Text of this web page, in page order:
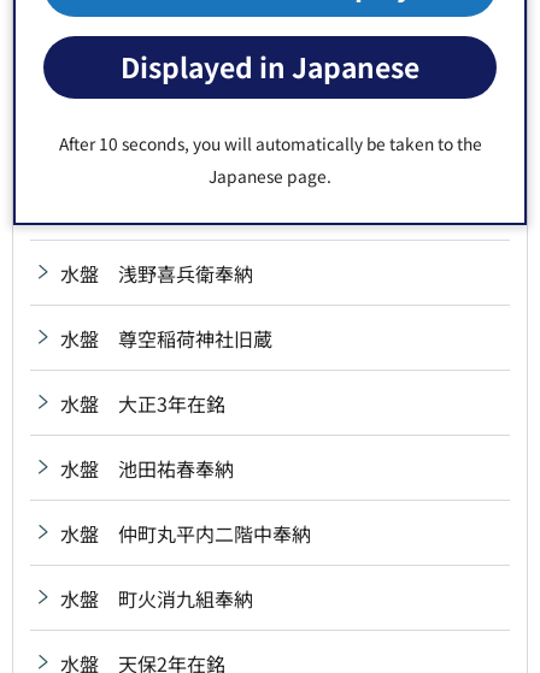
Displayed in Japanese
After 10 seconds, you will automatically be taken to the
Japanese page.
水盤 小倉藩宮本源兵衛興根奉納
水盤 昭和11年在銘
水盤 昭和14年在銘
水盤 浅野喜兵衛奉納
水盤 尊空稲荷神社旧蔵
水盤 大正3年在銘
水盤 池田祐春奉納
水盤 仲町丸平内二階中奉納
水盤 町火消九組奉納
水盤 天保2年在銘